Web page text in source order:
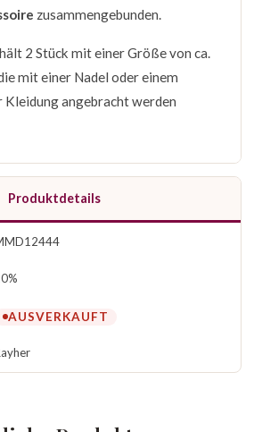
zusammengebunden.
2 Stück mit einer Größe von ca.
mit einer Nadel oder einem
Kleidung angebracht werden
Produktdetails
AUSVERKAUFT